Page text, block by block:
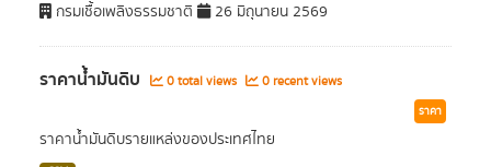
กรมเชื้อเพลิงธรรมชาติ 26 มิถุนายน 2569
ราคาน้ำมันดิบ 0 total views 0 recent views
ราคา
ราคาน้ำมันดิบรายแหล่งของประเทศไทย